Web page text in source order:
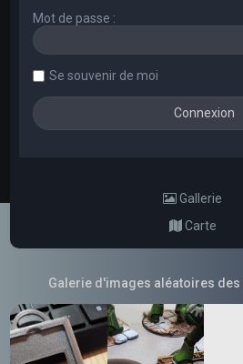
Mot de passe :
Se souvenir de moi
Gallerie
Carte
Galerie d'images aléatoires